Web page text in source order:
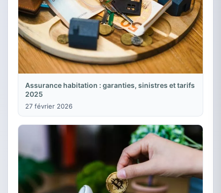
Assurance habitation : garanties, sinistres et tarifs
2025
27 février 2026